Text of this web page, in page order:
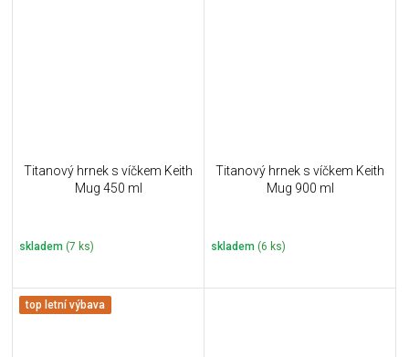
Titanový hrnek s víčkem Keith
Mug 450 ml
skladem (7 ks)
Titanový hrnek s víčkem Keith
Mug 900 ml
skladem (6 ks)
top letní výbava